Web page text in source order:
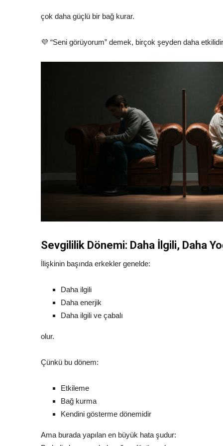
çok daha güçlü bir bağ kurar.
💜 “Seni görüyorum” demek, birçok şeyden daha etkilidir
Sevgililik Dönemi: Daha İlgili, Daha
İlişkinin başında erkekler genelde:
Daha ilgili
Daha enerjik
Daha ilgili ve çabalı
olur.
Çünkü bu dönem:
Etkileme
Bağ kurma
Kendini gösterme dönemidir
Ama burada yapılan en büyük hata şudur: